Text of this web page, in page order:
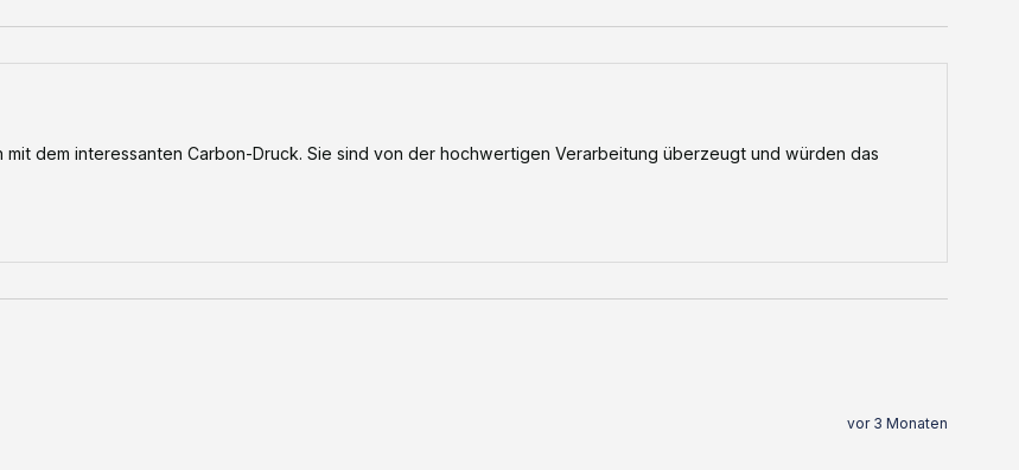
dem interessanten Carbon-Druck. Sie sind von der hochwertigen Verarbeitung überzeugt und würden das
vor 3 Monaten